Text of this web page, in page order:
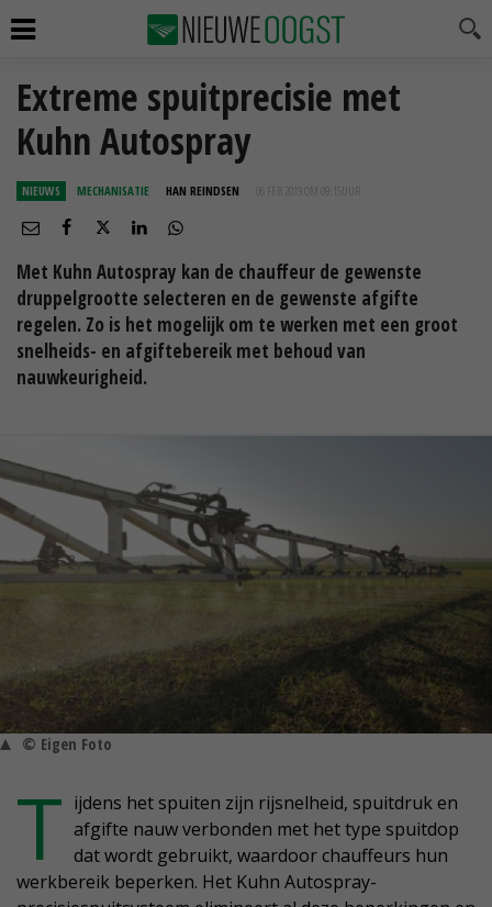
Extreme spuitprecisie met
Kuhn Autospray
NIEUWS MECHANISATIE HAN REINDSEN 06 FEB 2019 OM 09:15
Met Kuhn Autospray kan de chauffeur de gewenste
druppelgrootte selecteren en de gewenste afgifte
regelen. Zo is het mogelijk om te werken met een groot
snelheids- en afgiftebereik met behoud van
nauwkeurigheid.
© Eigen Foto
T ijdens het spuiten zijn rijsnelheid, spuitdruk en
afgifte nauw verbonden met het type spuitdop
dat wordt gebruikt, waardoor chauffeurs hun
werkbereik beperken. Het Kuhn Autospray-